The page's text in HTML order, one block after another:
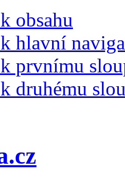
obsahu
hlavní
prvnímu
druhému